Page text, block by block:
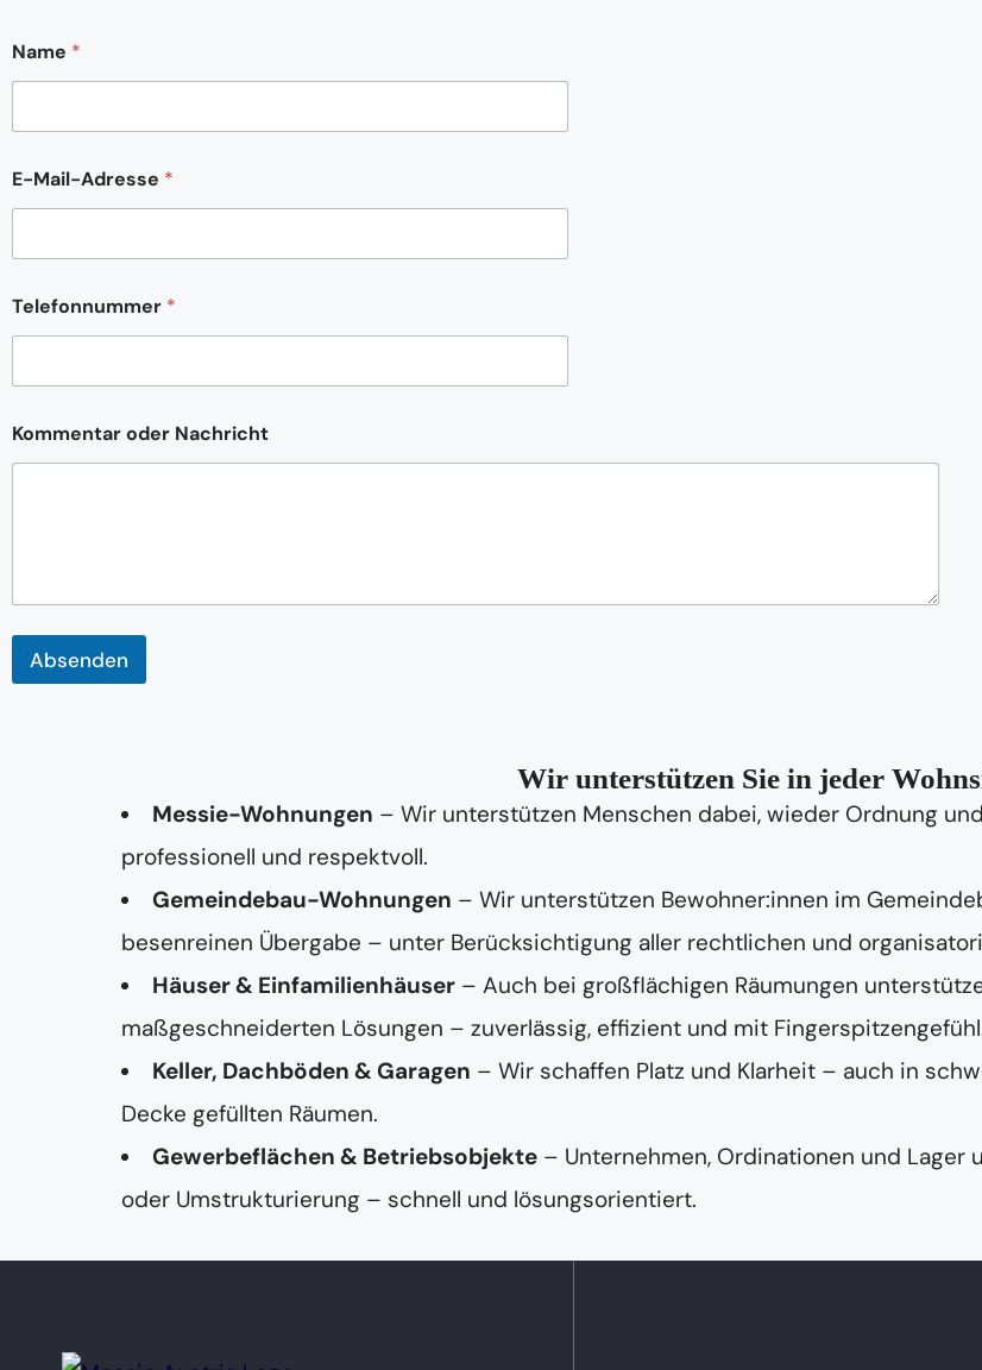
o
m
e
t
a
r
d
r
Name *
E-Mail-Adresse *
Telefonnummer *
Kommentar oder Nachricht
Absenden
Wir unterstützen Sie in jeder
Messie-Wohnungen – Wir unterstützen Menschen dabei, wieder Ordnung
professionell und respektvoll.
Gemeindebau-Wohnungen – Wir unterstützen Bewohner:innen im
besenreinen Übergabe – unter Berücksichtigung aller rechtlichen und
Häuser & Einfamilienhäuser – Auch bei großflächigen Räumungen
maßgeschneiderten Lösungen – zuverlässig, effizient und mit
Keller, Dachböden & Garagen – Wir schaffen Platz und Klarheit – auch in
Decke gefüllten Räumen.
Gewerbeflächen & Betriebsobjekte – Unternehmen, Ordinationen und
oder Umstrukturierung – schnell und lösungsorientiert.